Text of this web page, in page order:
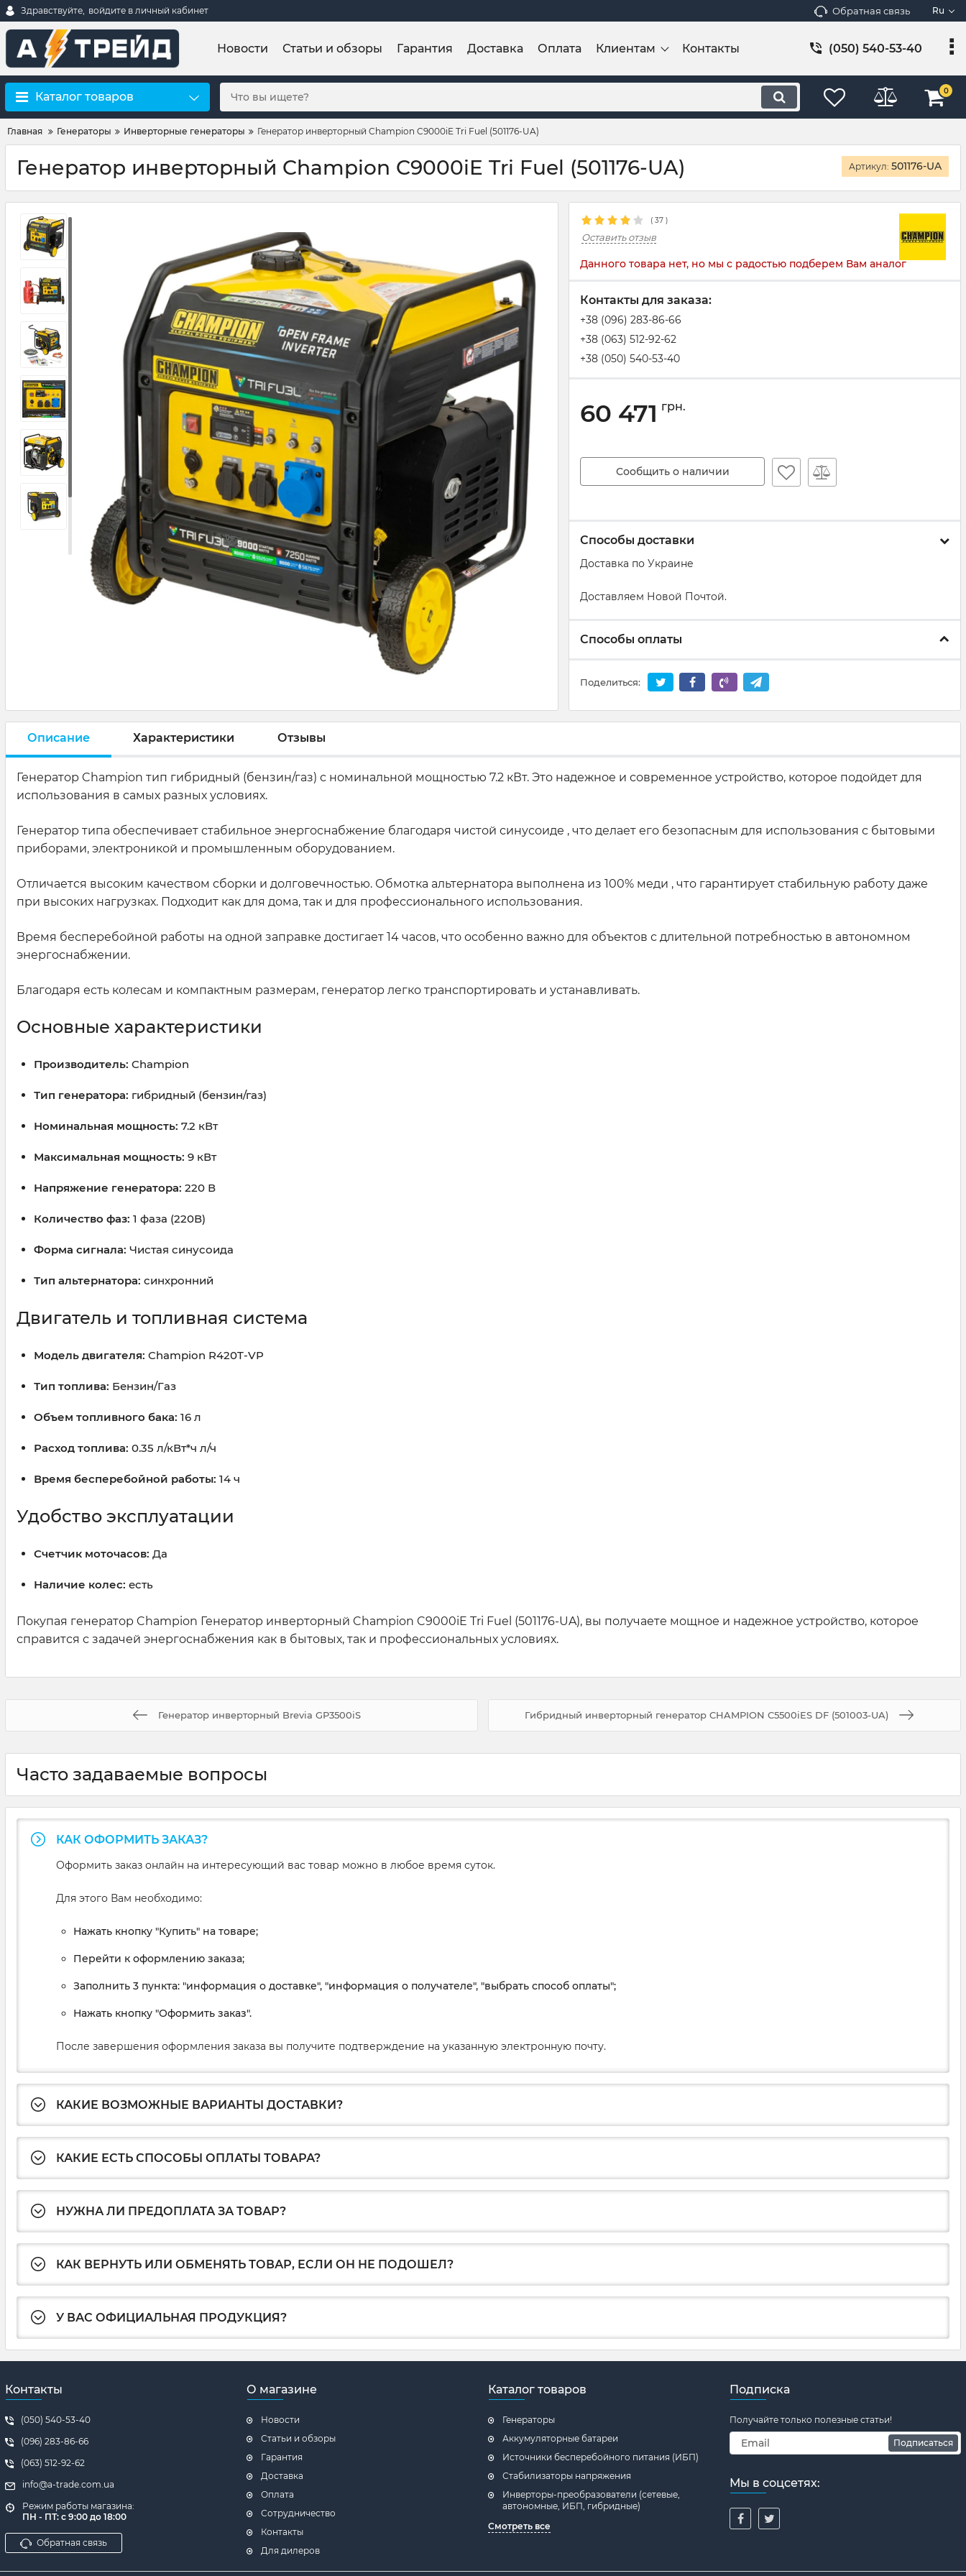
Здравствуйте, войдите в личный кабинет Обратная связь Ru
Новости Статьи и обзоры Гарантия Доставка Оплата Клиентам Контакты (050) 540-53-40
Каталог товаров 0
Главная Генераторы Инверторные генераторы Генератор инверторный Champion C9000iE Tri Fuel (501176-UA)
Генератор инверторный Champion C9000iE Tri Fuel (501176-UA) Артикул: 501176-UA
( 37 )
Оставить отзыв
Данного товара нет, но мы с радостью подберем Вам аналог
Контакты для заказа:
+38 (096) 283-86-66
+38 (063) 512-92-62
+38 (050) 540-53-40
60 471 грн.
Сообщить о наличии
Способы доставки
Доставка по Украине
Доставляем Новой Почтой.
Способы оплаты
Поделиться:
Описание Характеристики Отзывы
Генератор Champion тип гибридный (бензин/газ) с номинальной мощностью 7.2 кВт. Это надежное и современное устройство, которое подойдет для
использования в самых разных условиях.
Генератор типа обеспечивает стабильное энергоснабжение благодаря чистой синусоиде , что делает его безопасным для использования с бытовыми
приборами, электроникой и промышленным оборудованием.
Отличается высоким качеством сборки и долговечностью. Обмотка альтернатора выполнена из 100% меди , что гарантирует стабильную работу даже
при высоких нагрузках. Подходит как для дома, так и для профессионального использования.
Время бесперебойной работы на одной заправке достигает 14 часов, что особенно важно для объектов с длительной потребностью в автономном
энергоснабжении.
Благодаря есть колесам и компактным размерам, генератор легко транспортировать и устанавливать.
Основные характеристики
Производитель: Champion
Тип генератора: гибридный (бензин/газ)
Номинальная мощность: 7.2 кВт
Максимальная мощность: 9 кВт
Напряжение генератора: 220 В
Количество фаз: 1 фаза (220В)
Форма сигнала: Чистая синусоида
Тип альтернатора: синхронний
Двигатель и топливная система
Модель двигателя: Champion R420T-VP
Тип топлива: Бензин/Газ
Объем топливного бака: 16 л
Расход топлива: 0.35 л/кВт*ч л/ч
Время бесперебойной работы: 14 ч
Удобство эксплуатации
Счетчик моточасов: Да
Наличие колес: есть
Покупая генератор Champion Генератор инверторный Champion C9000iE Tri Fuel (501176-UA), вы получаете мощное и надежное устройство, которое
справится с задачей энергоснабжения как в бытовых, так и профессиональных условиях.
Генератор инверторный Brevia GP3500iS Гибридный инверторный генератор CHAMPION C5500iES DF (501003-UA)
Часто задаваемые вопросы
КАК ОФОРМИТЬ ЗАКАЗ?
Оформить заказ онлайн на интересующий вас товар можно в любое время суток.
Для этого Вам необходимо:
Нажать кнопку "Купить" на товаре;
Перейти к оформлению заказа;
Заполнить 3 пункта: "информация о доставке", "информация о получателе", "выбрать способ оплаты";
Нажать кнопку "Оформить заказ".
После завершения оформления заказа вы получите подтверждение на указанную электронную почту.
КАКИЕ ВОЗМОЖНЫЕ ВАРИАНТЫ ДОСТАВКИ?
КАКИЕ ЕСТЬ СПОСОБЫ ОПЛАТЫ ТОВАРА?
НУЖНА ЛИ ПРЕДОПЛАТА ЗА ТОВАР?
КАК ВЕРНУТЬ ИЛИ ОБМЕНЯТЬ ТОВАР, ЕСЛИ ОН НЕ ПОДОШЕЛ?
У ВАС ОФИЦИАЛЬНАЯ ПРОДУКЦИЯ?
Контакты
(050) 540-53-40
(096) 283-86-66
(063) 512-92-62
info@a-trade.com.ua
Режим работы магазина:
ПН - ПТ: с 9:00 до 18:00
Обратная связь
О магазине
Новости
Статьи и обзоры
Гарантия
Доставка
Оплата
Сотрудничество
Контакты
Для дилеров
Каталог товаров
Генераторы
Аккумуляторные батареи
Источники бесперебойного питания (ИБП)
Стабилизаторы напряжения
Инверторы-преобразователи (сетевые,
автономные, ИБП, гибридные)
Смотреть все
Подписка
Получайте только полезные статьи!
Подписаться
Мы в соцсетях: